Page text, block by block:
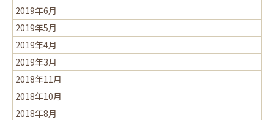
2019年6月
2019年5月
2019年4月
2019年3月
2018年11月
2018年10月
2018年8月